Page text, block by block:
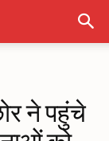
ने पहुंचे